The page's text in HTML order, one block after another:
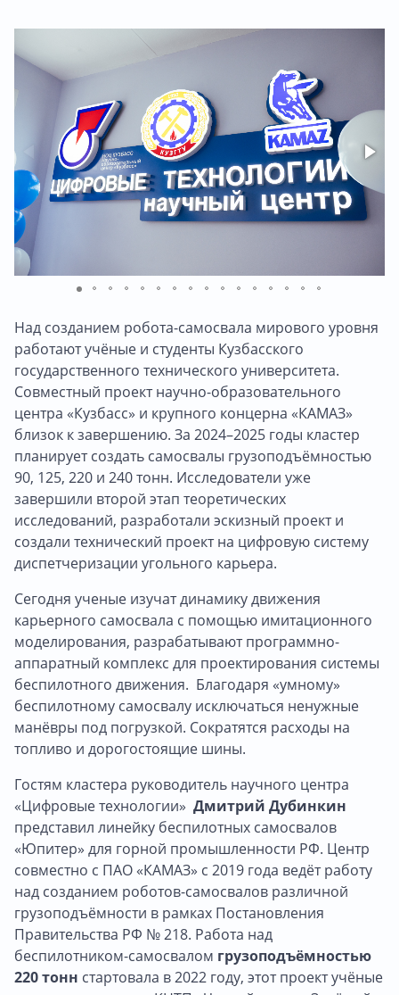
Над созданием робота-самосвала мирового уровня
работают учёные и студенты Кузбасского
государственного технического университета.
Совместный проект научно-образовательного
центра «Кузбасс» и крупного концерна «КАМАЗ»
близок к завершению. За 2024–2025 годы кластер
планирует создать самосвалы грузоподъёмностью
90, 125, 220 и 240 тонн. Исследователи уже
завершили второй этап теоретических
исследований, разработали эскизный проект и
создали технический проект на цифровую систему
диспетчеризации угольного карьера.
Сегодня ученые изучат динамику движения
карьерного самосвала с помощью имитационного
моделирования, разрабатывают программно-
аппаратный комплекс для проектирования системы
беспилотного движения. Благодаря «умному»
беспилотному самосвалу исключаться ненужные
манёвры под погрузкой. Сократятся расходы на
топливо и дорогостоящие шины.
Гостям кластера руководитель научного центра
«Цифровые технологии» Дмитрий Дубинкин
представил линейку беспилотных самосвалов
«Юпитер» для горной промышленности РФ. Центр
совместно с ПАО «КАМАЗ» с 2019 года ведёт работу
над созданием роботов-самосвалов различной
грузоподъёмности в рамках Постановления
Правительства РФ № 218. Работа над
беспилотником-самосвалом грузоподъёмностью
220 тонн стартовала в 2022 году, этот проект учёные